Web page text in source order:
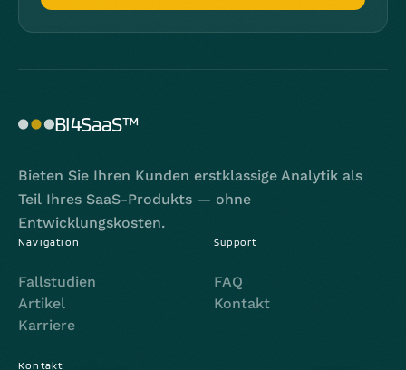
BI4SaaS™
Bieten Sie Ihren Kunden erstklassige Analytik als
Teil Ihres SaaS-Produkts — ohne
Entwicklungskosten.
Navigation
Fallstudien
Artikel
Karriere
Support
FAQ
Kontakt
Kontakt